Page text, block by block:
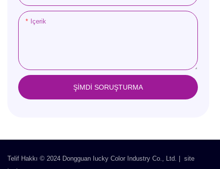
Içerik
ŞIMDI SORUŞTURMA
Telif Hakkı © 2024 Dongguan Iucky Color Industry Co., Ltd. | site